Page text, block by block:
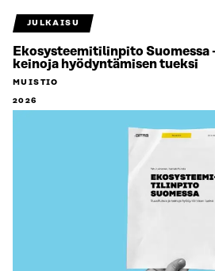
JULKAISU
Ekosysteemitilinpito Suomessa
keinoja hyödyntämisen tueksi
MUISTIO
2026